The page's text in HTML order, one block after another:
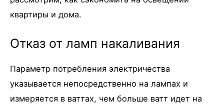
квартиры и дома.
Отказ от ламп накаливания
Параметр потребления электричества
указывается непосредственно на лампах и
измеряется в ваттах, чем больше ватт идет на